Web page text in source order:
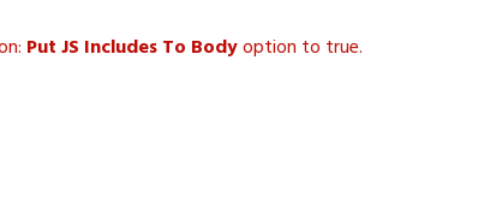
Put JS Includes To Bodyoption to true.